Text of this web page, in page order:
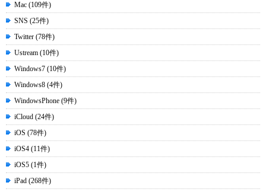
Mac (109件)
SNS (25件)
Twitter (78件)
Ustream (10件)
Windows7 (10件)
Windows8 (4件)
WindowsPhone (9件)
iCloud (24件)
iOS (78件)
iOS4 (11件)
iOS5 (1件)
iPad (268件)